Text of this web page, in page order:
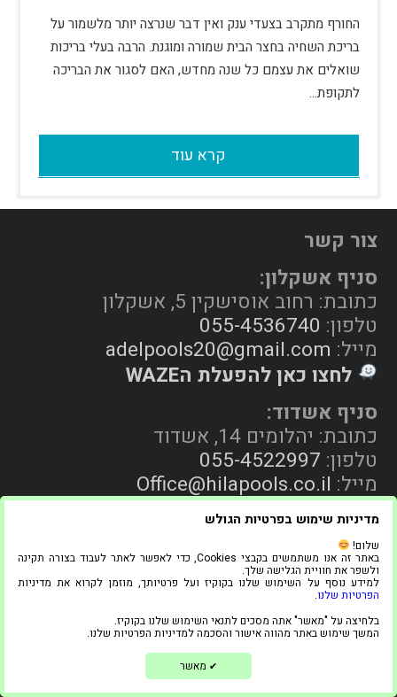
מדיניות שימוש בפרטיות הגולש
שלום!
באתר זה אנו משתמשים בקבצי Cookies, כדי לאפשר לאתר לעבוד בצורה תקינה
ולשפר את חוויית הגלישה שלך.
למידע נוסף על השימוש שלנו בקוקיז ועל פרטיותך, מוזמן לקרוא את מדיניות
הפרטיות שלנו.
בלחיצה על "מאשר" אתה מסכים לתנאי השימוש שלנו בקוקיז.
המשך שימוש באתר מהווה אישור והסכמה למדיניות הפרטיות שלנו.
✔ מאשר
החורף מתקרב בצעדי ענק ואין דבר שנרצה יותר מלשמור על
בריכת השחיה בחצר הבית שמורה ומוגנת. הרבה בעלי בריכות
שואלים את עצמם כל שנה מחדש, האם לסגור את הבריכה
לתקופת…
קרא עוד
צור קשר
סניף אשקלון:
כתובת: רחוב אוסישקין 5, אשקלון
טלפון: 055-4536740
מייל: adelpools20@gmail.com
לחצו כאן להפעלת הWAZE
סניף אשדוד:
כתובת: יהלומים 14, אשדוד
טלפון: 055-4522997
מייל: Office@hilapools.co.il
לחצו כאן להפעלת הWAZE
עקבו אחרינו